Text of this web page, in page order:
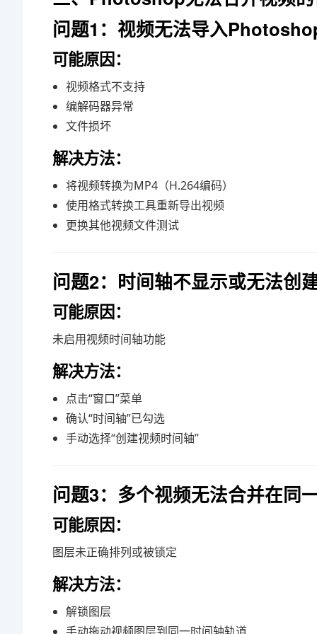
问题1：视频无法导入
可能原因：
视频格式不支持
编解码器异常
文件损坏
解决方法：
将视频转换为MP4（H.264编码）
使用格式转换工具重新导出视频
更换其他视频文件测试
问题2：时间轴不显示或无法创
可能原因：
未启用视频时间轴功能
解决方法：
点击“窗口”菜单
确认“时间轴”已勾选
手动选择“创建视频时间轴”
问题3：多个视频无法合并在同
可能原因：
图层未正确排列或被锁定
解决方法：
解锁图层